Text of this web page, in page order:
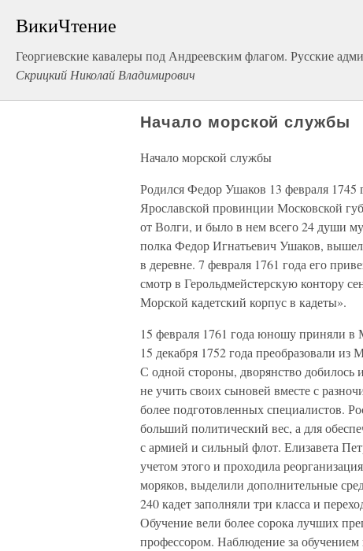
ВикиЧтение
Георгиевские кавалеры под Андреевским флагом. Русские
Скрицкий Николай Владимирович
Начало морской службы
Начало морской службы
Родился Федор Ушаков 13 февраля 1745
Ярославской провинции Московской
от Волги, и было в нем всего 24 души
полка Федор Игнатьевич Ушаков,
в деревне. 7 февраля 1761 года его
смотр в Герольдмейстерскую контору
Морской кадетский корпус в кадеты».
15 февраля 1761 года юношу приняли в
15 декабря 1752 года преобразовали
С одной стороны, дворянство добилось
не учить своих сыновей вместе с
более подготовленных специалистов.
больший политический вес, а для
с армией и сильный флот. Елизавета
учетом этого и проходила
моряков, выделили дополнительные
240 кадет заполняли три класса и
Обучение вели более сорока лучших
профессором. Наблюдение за